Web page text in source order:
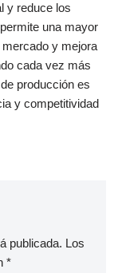
y reduce los
una mayor
y mejora
cada vez más
producción es
y competitividad
publicada. Los
*